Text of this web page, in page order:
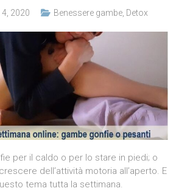
2020 Benessere gambe, Detox
per il caldo o per lo stare in piedi; o
dell’attività motoria all’aperto. E
tema tutta la settimana.